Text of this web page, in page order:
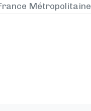
Métropolitaine